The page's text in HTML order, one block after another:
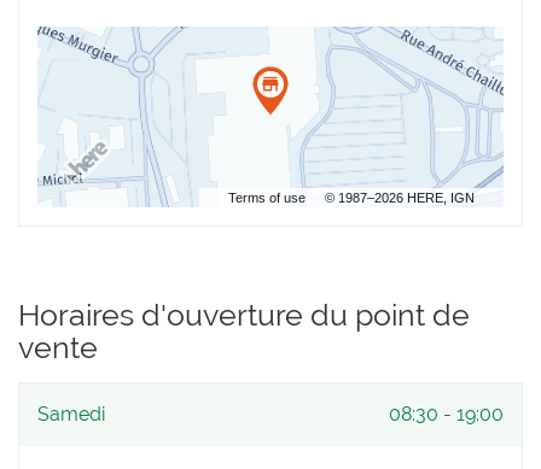
de
vente
Coiffure
Plus
Reims
Carrefour
Terms of use © 1987–2026 HERE, IGN
Horaires d'ouverture du point de
vente
Horaires
Samedi 08:30 - 19:00